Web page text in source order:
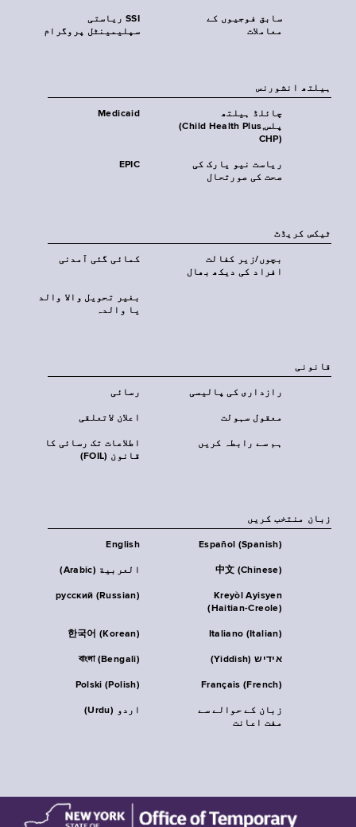
SSI ریاستی
سپلیمینٹل پروگرام
سابق فوجیوں کے
معاملات
‏ہیلتھ انشورنس
Medicaid
چائلڈ ہیلتھ
پلس‎(Child Health Plus,
CHP)‎
EPIC
ریاست نیو یارک کی
صحت کی صورتحال
ٹیکس کریڈٹ
کمائی گئی آمدنی
بچوں/زیر کفالت
افراد کی دیکھ بھال
بغیر تحویل والا والد
یا والدہ
قانونی
رسائی رازداری کی پالیسی
اعلان لاتعلقی معقول سہولت
اطلاعات تک رسائی کا
قانون (FOIL)
ہم سے رابطہ کریں
زبان منتخب کریں
English Español (Spanish)
العربية (Arabic) 中文 (Chinese)
русский (Russian)
Kreyòl Ayisyen
(Haitian-Creole)
한국어 (Korean) Italiano (Italian)
বাংলা (Bengali) אידיש (Yiddish)
Polski (Polish) Français (French)
اردو (Urdu)
زبان کے حوالے سے
مفت اعانت